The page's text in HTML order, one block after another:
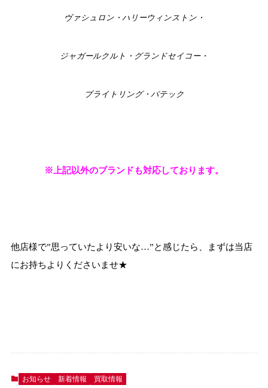
ヴァシュロン・ハリーウィンストン・
ジャガールクルト・グランドセイコー・
ブライトリング・パテック
※上記以外のブランドも対応しております。
他店様で”思っていたより安いな…”と感じたら、まずは当店
にお持ちよりくださいませ★
お知らせ 新着情報 買取情報